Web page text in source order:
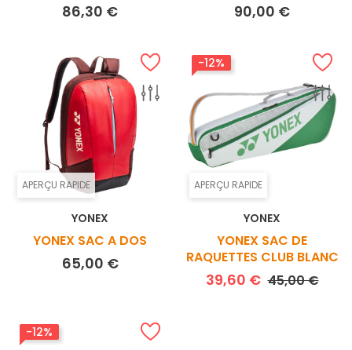
86,30 €Prix 90,00 €Prix
APERÇU RAPIDE
YONEX
YONEX SAC A DOS
65,00 €Prix
APERÇU RAPIDE
-12%
YONEX
YONEX SAC DE
RAQUETTES CLUB BLANC
39,60 € Prix de base
45,00 €Prix
-12%